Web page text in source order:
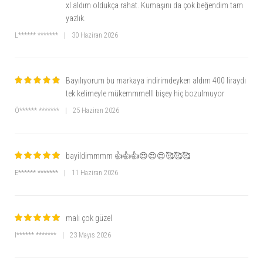
xl aldım oldukça rahat. Kumaşını da çok beğendim tam
yazlık.
L****** ******* 30 Haziran 2026
Bayılıyorum bu markaya indirimdeyken aldım 400 liraydı
tek kelimeyle mükemmmelll bişey hiç bozulmuyor
Ö****** ******* 25 Haziran 2026
bayildimmmm 👍👍👍😍😍😍🥰🥰🥰
E****** ******* 11 Haziran 2026
malı çok güzel
I****** ******* 23 Mayıs 2026